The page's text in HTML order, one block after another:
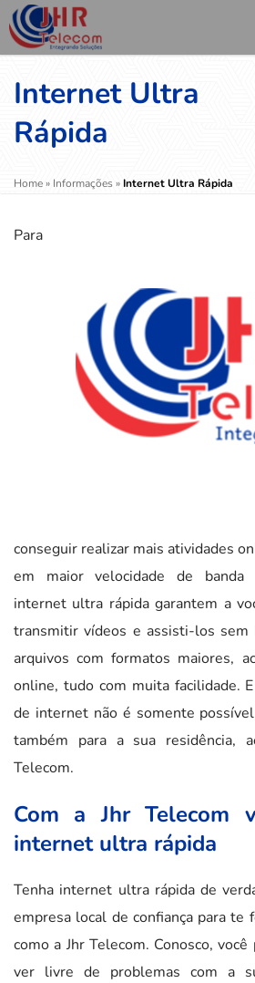
Internet Ultra
Rápida
Home» Informações» Internet Ultra Rápida
Para
conseguir realizar mais atividades
em maior velocidade de banda
internet ultra rápida garantem a
transmitir vídeos e assisti-los sem
arquivos com formatos maiores,
online, tudo com muita facilidade.
de internet não é somente
também para a sua residência,
Telecom.
Com a Jhr Telecom
internet ultra rápida
Tenha internet ultra rápida de
empresa local de confiança para te
como a Jhr Telecom. Conosco,
ver livre de problemas com a